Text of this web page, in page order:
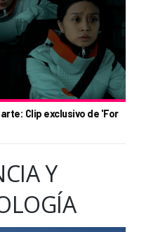
Clip exclusivo de 'For
Y